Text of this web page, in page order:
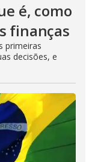
é, como
finanças
primeiras
decisões, e